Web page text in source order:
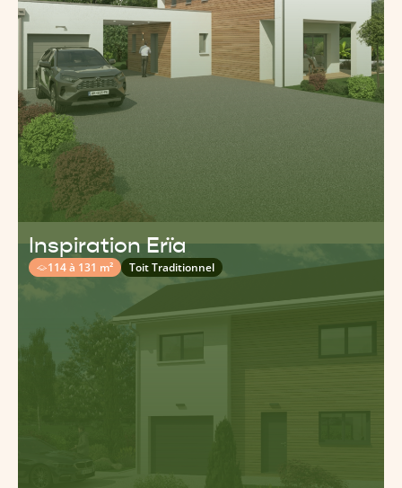
Inspiration Erïa
114 à 131 m² Toit Traditionnel